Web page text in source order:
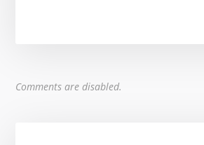
Comments are disabled.